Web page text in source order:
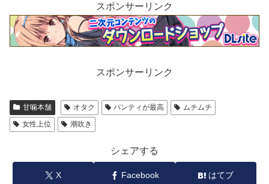
スポンサーリンク
スポンサーリンク
甘噛本舗 オタク パンティが最高
ムチムチ
女性上位
潮吹き
シェアする
X Facebook はてブ